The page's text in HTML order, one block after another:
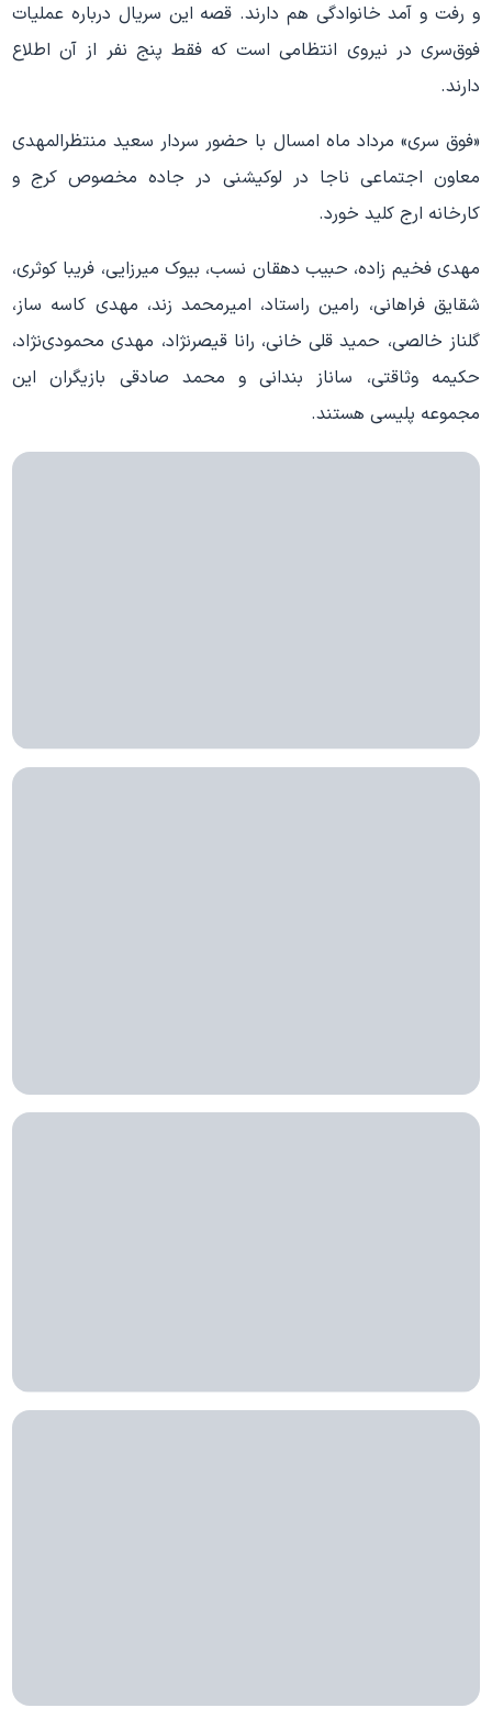
و رفت و آمد خانوادگی هم دارند. قصه این سریال درباره عملیات
فوق‌سری در نیروی انتظامی است که فقط پنج نفر از آن اطلاع
دارند.
«فوق سری» مرداد ماه امسال با حضور سردار سعید منتظرالمهدی
معاون اجتماعی ناجا در لوکیشنی در جاده مخصوص کرج و
کارخانه ارج کلید خورد.
مهدی فخیم زاده، حبیب دهقان نسب، بیوک میرزایی، فریبا کوثری،
شقایق فراهانی، رامین راستاد، امیرمحمد زند، مهدی کاسه ساز،
گلناز خالصی، حمید قلی خانی، رانا قیصرنژاد، مهدی محمودی‌نژاد،
حکیمه وثاقتی، ساناز بندانی و محمد صادقی بازیگران این
مجموعه پلیسی هستند.